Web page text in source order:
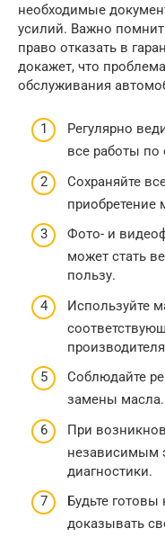
необходимые
усилий. Важно
право отказать в
докажет, что
обслуживания
Регулярно
все работы
Сохраняйте
приобретение
Фото- и
может стать
пользу.
Используйте
Соблюдайте
замены масла.
При
независимым
диагностики.
Будьте готовы
доказывать